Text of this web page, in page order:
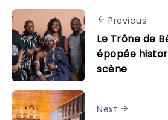
Previous
Le Trône de
épopée
scène
Next